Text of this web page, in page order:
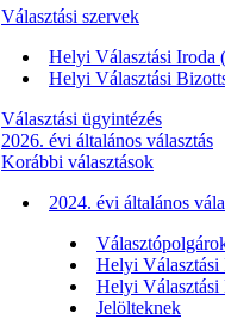
Választási szervek
Helyi Választási Iroda
Helyi Választási
Választási ügyintézés
2026. évi általános választás
Korábbi választások
2024. évi általános
Helyi Választási
Helyi Választási
Jelölteknek